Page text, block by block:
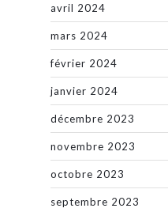
avril 2024
mars 2024
février 2024
janvier 2024
décembre 2023
novembre 2023
octobre 2023
septembre 2023